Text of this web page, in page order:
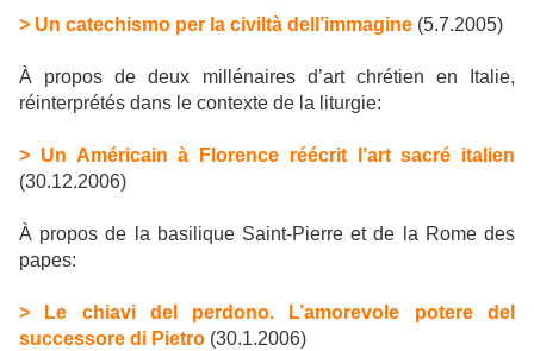
> Un catechismo per la civiltà dell’immagine (5.7.2005)
À propos de deux millénaires d’art chrétien en Italie,
réinterprétés dans le contexte de la liturgie:
> Un Américain à Florence réécrit l’art sacré italien
(30.12.2006)
À propos de la basilique Saint-Pierre et de la Rome des
papes:
> Le chiavi del perdono. L’amorevole potere del
successore di Pietro (30.1.2006)